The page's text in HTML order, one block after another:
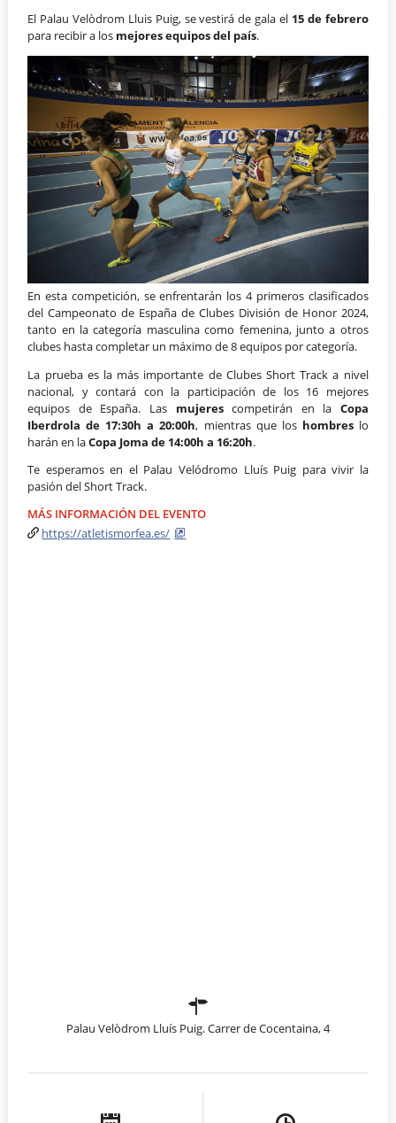
El Palau Velòdrom Lluis Puig, se vestirá de gala el 15 de febrero
para recibir a los mejores equipos del país.
En esta competición, se enfrentarán los 4 primeros clasificados
del Campeonato de España de Clubes División de Honor 2024,
tanto en la categoría masculina como femenina, junto a otros
clubes hasta completar un máximo de 8 equipos por categoría.
La prueba es la más importante de Clubes Short Track a nivel
nacional, y contará con la participación de los 16 mejores
equipos de España. Las mujerescompetirán en la Copa
Iberdrola de 17:30h a 20:00h, mientras que los hombreslo
harán en laCopa Joma de 14:00h a 16:20h.
Te esperamos en el Palau Velódromo Lluís Puig para vivir la
pasión del Short Track.
MÁS INFORMACIÓN DEL EVENTO
https://atletismorfea.es/
Palau Velòdrom Lluís Puig. Carrer de Cocentaina, 4